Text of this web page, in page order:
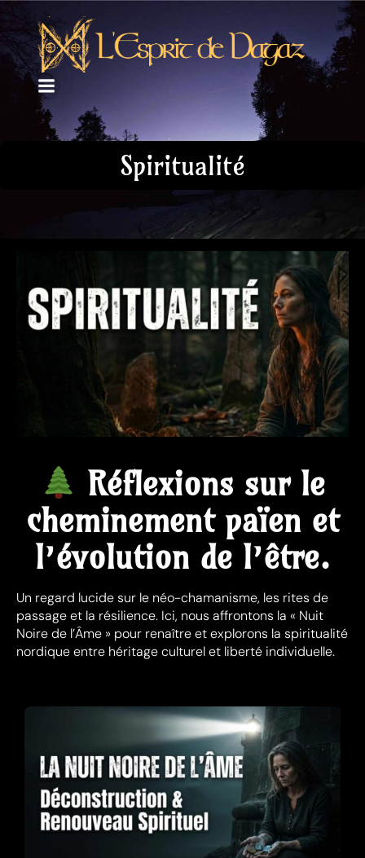
Spiritualité
Réflexions sur le
cheminement païen et
l’évolution de l’être.
Un regard lucide sur le néo-chamanisme, les rites de
passage et la résilience. Ici, nous affrontons la « Nuit
Noire de l’Âme » pour renaître et explorons la spiritualité
nordique entre héritage culturel et liberté individuelle.